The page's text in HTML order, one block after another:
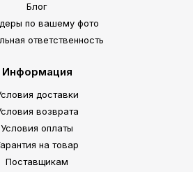
Блог
по вашему фото
ответственность
Информация
доставки
возврата
Условия оплаты
на товар
Поставщикам